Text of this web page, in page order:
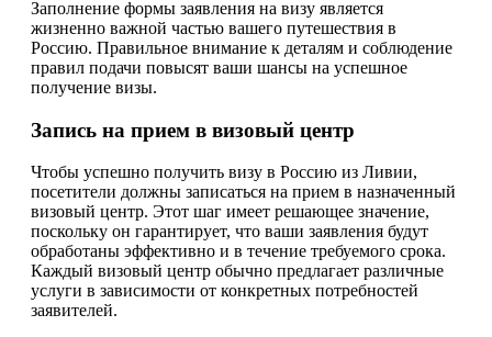
Заполнение формы заявления на визу является
жизненно важной частью вашего путешествия в
Россию. Правильное внимание к деталям и соблюдение
правил подачи повысят ваши шансы на успешное
получение визы.
Запись на прием в визовый центр
Чтобы успешно получить визу в Россию из Ливии,
посетители должны записаться на прием в назначенный
визовый центр. Этот шаг имеет решающее значение,
поскольку он гарантирует, что ваши заявления будут
обработаны эффективно и в течение требуемого срока.
Каждый визовый центр обычно предлагает различные
услуги в зависимости от конкретных потребностей
заявителей.